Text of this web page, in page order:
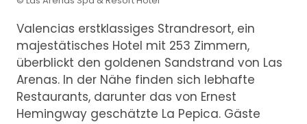
Valencias erstklassiges Strandresort, ein
majestätisches Hotel mit 253 Zimmern,
überblickt den goldenen Sandstrand von Las
Arenas. In der Nähe finden sich lebhafte
Restaurants, darunter das von Ernest
Hemingway geschätzte La Pepica. Gäste